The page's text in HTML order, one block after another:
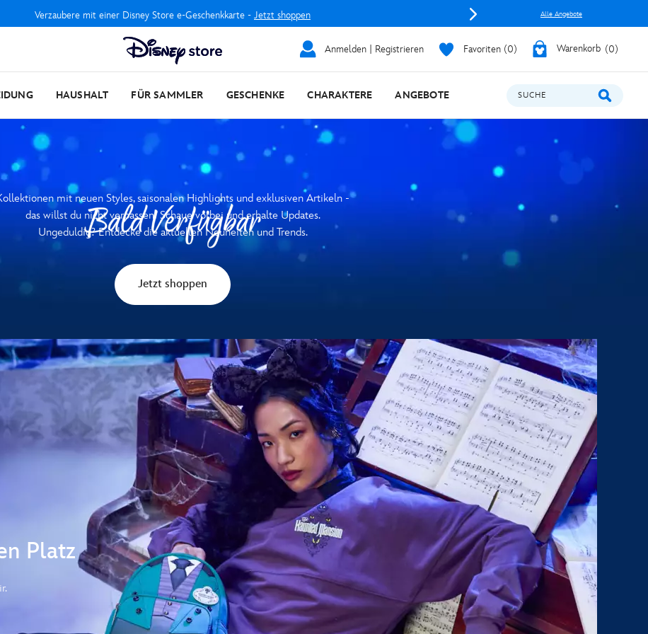
Verzaubere mit einer Disney Store e-Geschenkkarte - Jetzt shoppen Alle Angebote
Anmelden | Registrieren Favoriten 0 Warenkorb 0
HAUSHALT FÜR SAMMLER GESCHENKE CHARAKTERE ANGEBOTE SUCHE
mit neuen Styles, saisonalen Highlights und exklusiven Artikeln -
das willst du nicht verpassen! Schaue vorbei und erhalte Updates.
Ungeduldig? Entdecke die aktuellen Neuheiten und Trends.
Jetzt shoppen
Platz